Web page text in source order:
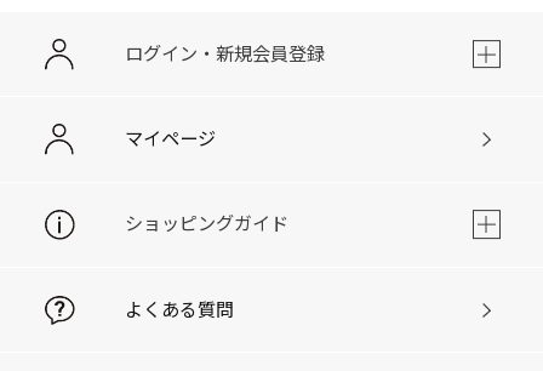
ログイン・新規会員登録
マイページ
ショッピングガイド
よくある質問